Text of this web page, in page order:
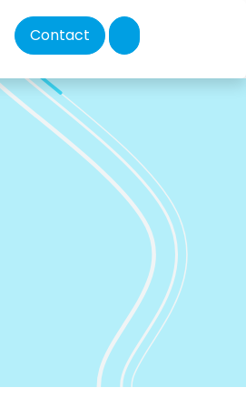
Contact